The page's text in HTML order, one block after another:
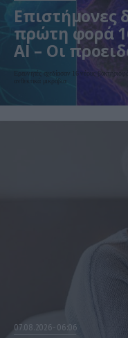
Επιστήμονες
πρώτη φορά
AI – Οι
βιοασφάλεια
Ερευνητές σχεδίασαν 16 νέους
ανθεκτικά μικρόβια
07.08.2026 06:06